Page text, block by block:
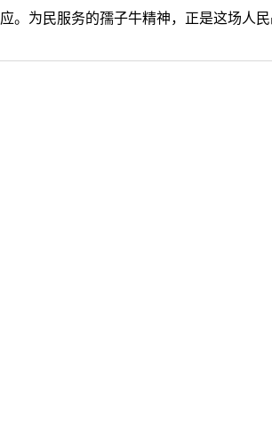
。为民服务的孺子牛精神，正是这场人民